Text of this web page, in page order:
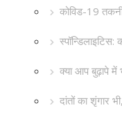
कोविड-19
क्या आप बुढ़ापे में
दांतों का शृंगार